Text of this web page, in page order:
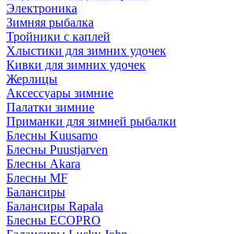
Электроника
Зимняя рыбалка
Тройники с каплей
Хлыстики для зимних удочек
Кивки для зимних удочек
Жерлицы
Аксессуары зимние
Палатки зимние
Приманки для зимней рыбалки
Блесны Kuusamo
Блесны Puustjarven
Блесны Akara
Блесны MF
Балансиры
Балансиры Rapala
Блесны ECOPRO